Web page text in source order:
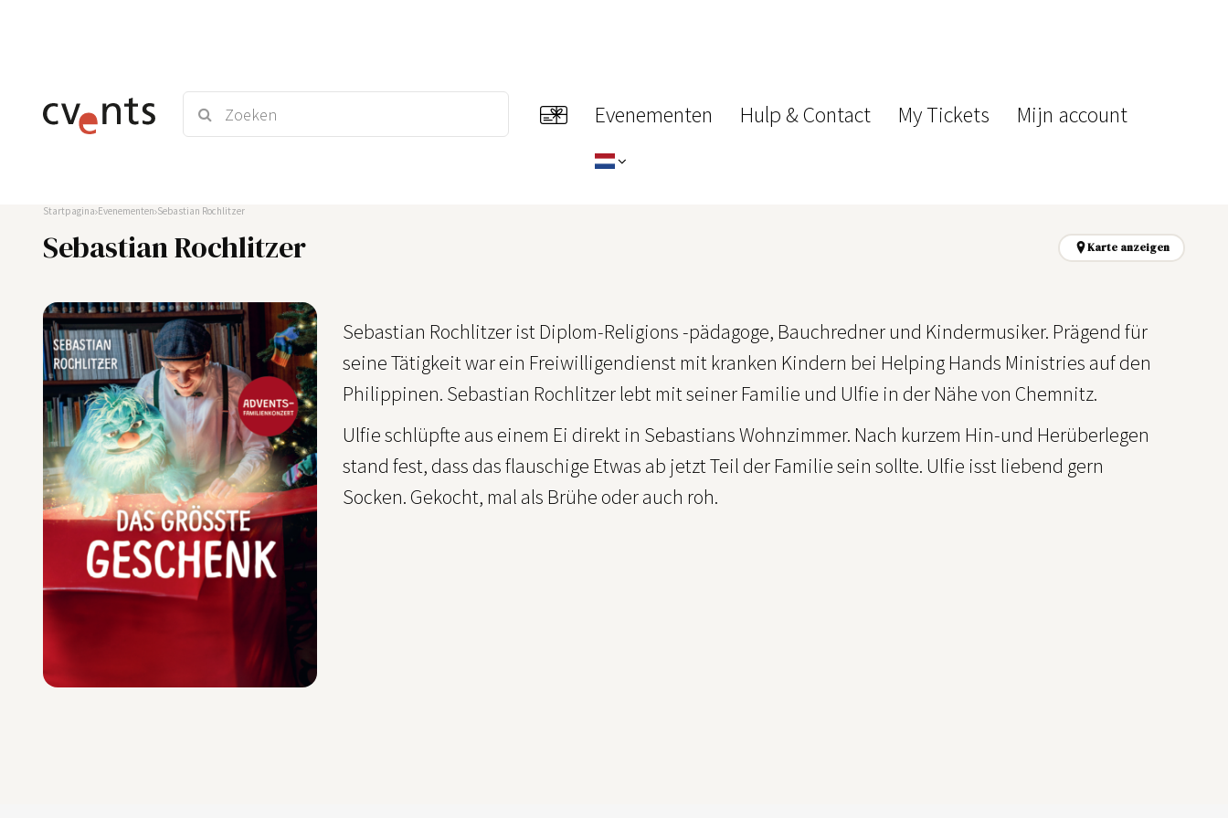
Evenementen Hulp & Contact My Tickets Mijn account
Startpagina Evenementen Sebastian Rochlitzer
Sebastian Rochlitzer Karte anzeigen
Sebastian Rochlitzer ist Diplom-Religions -pädagoge, Bauchredner und Kindermusiker. Prägend für
seine Tätigkeit war ein Freiwilligendienst mit kranken Kindern bei Helping Hands Ministries auf den
Philippinen. Sebastian Rochlitzer lebt mit seiner Familie und Ulfie in der Nähe von Chemnitz.
Ulfie schlüpfte aus einem Ei direkt in Sebastians Wohnzimmer. Nach kurzem Hin-und Herüberlegen
stand fest, dass das flauschige Etwas ab jetzt Teil der Familie sein sollte. Ulfie isst liebend gern
Socken. Gekocht, mal als Brühe oder auch roh.